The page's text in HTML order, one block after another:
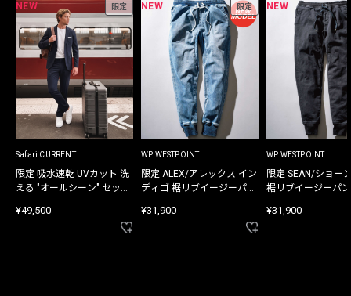
NEW 限定
Safari CURRENT
限定 吸水速乾 UVカット 洗
える "オールシーン" セット
¥49,500
NEW 限定
WP WESTPOINT
限定 ALEX/アレックス イン
ディゴ 裾リブイージーパン
¥31,900
NEW
WP WESTPOINT
限定 SEAN/ショー
裾リブイージーパ
¥31,900